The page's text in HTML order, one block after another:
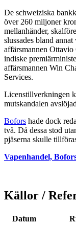
De schweiziska
över 260 miljoner
mellanhänder,
slussades bland
affärsmannen
indiske
affärsmannen Win
Services.
Licenstillverkningen
mutskandalen
Bofors hade dock
två. Då dessa stod
pjäserna skulle
Vapenhandel,
Källor /
Datum